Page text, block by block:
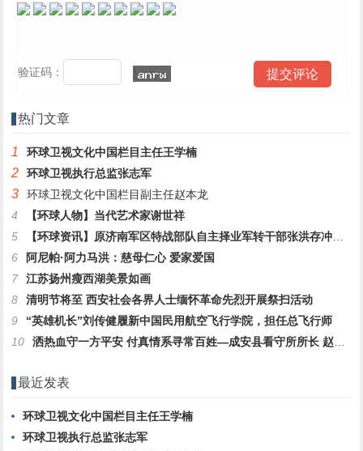
验证码：
热门文章
1 环球卫视文化中国栏目主任王学楠
2 环球卫视执行总监张志军
3
环球卫视文化中国栏目副主任赵本龙
4
【环球人物】当代艺术家谢世祥
5
【环球资讯】原济南军区特战部队自主择业军转干部张洪存冲顶之路
6
阿尼帕·阿力马洪：慈母仁心 爱家爱国
7
江苏扬州瘦西湖美景如画
8
清明节将至 西安社会各界人士缅怀革命先烈开展祭扫活动
9
“英雄机长”刘传健履新中国民用航空飞行学院，担任总飞行师
10
洒热血守一方平安 付真情系寻常百姓—成安县看守所所长 赵振勇
最近发表
环球卫视文化中国栏目主任王学楠
环球卫视执行总监张志军